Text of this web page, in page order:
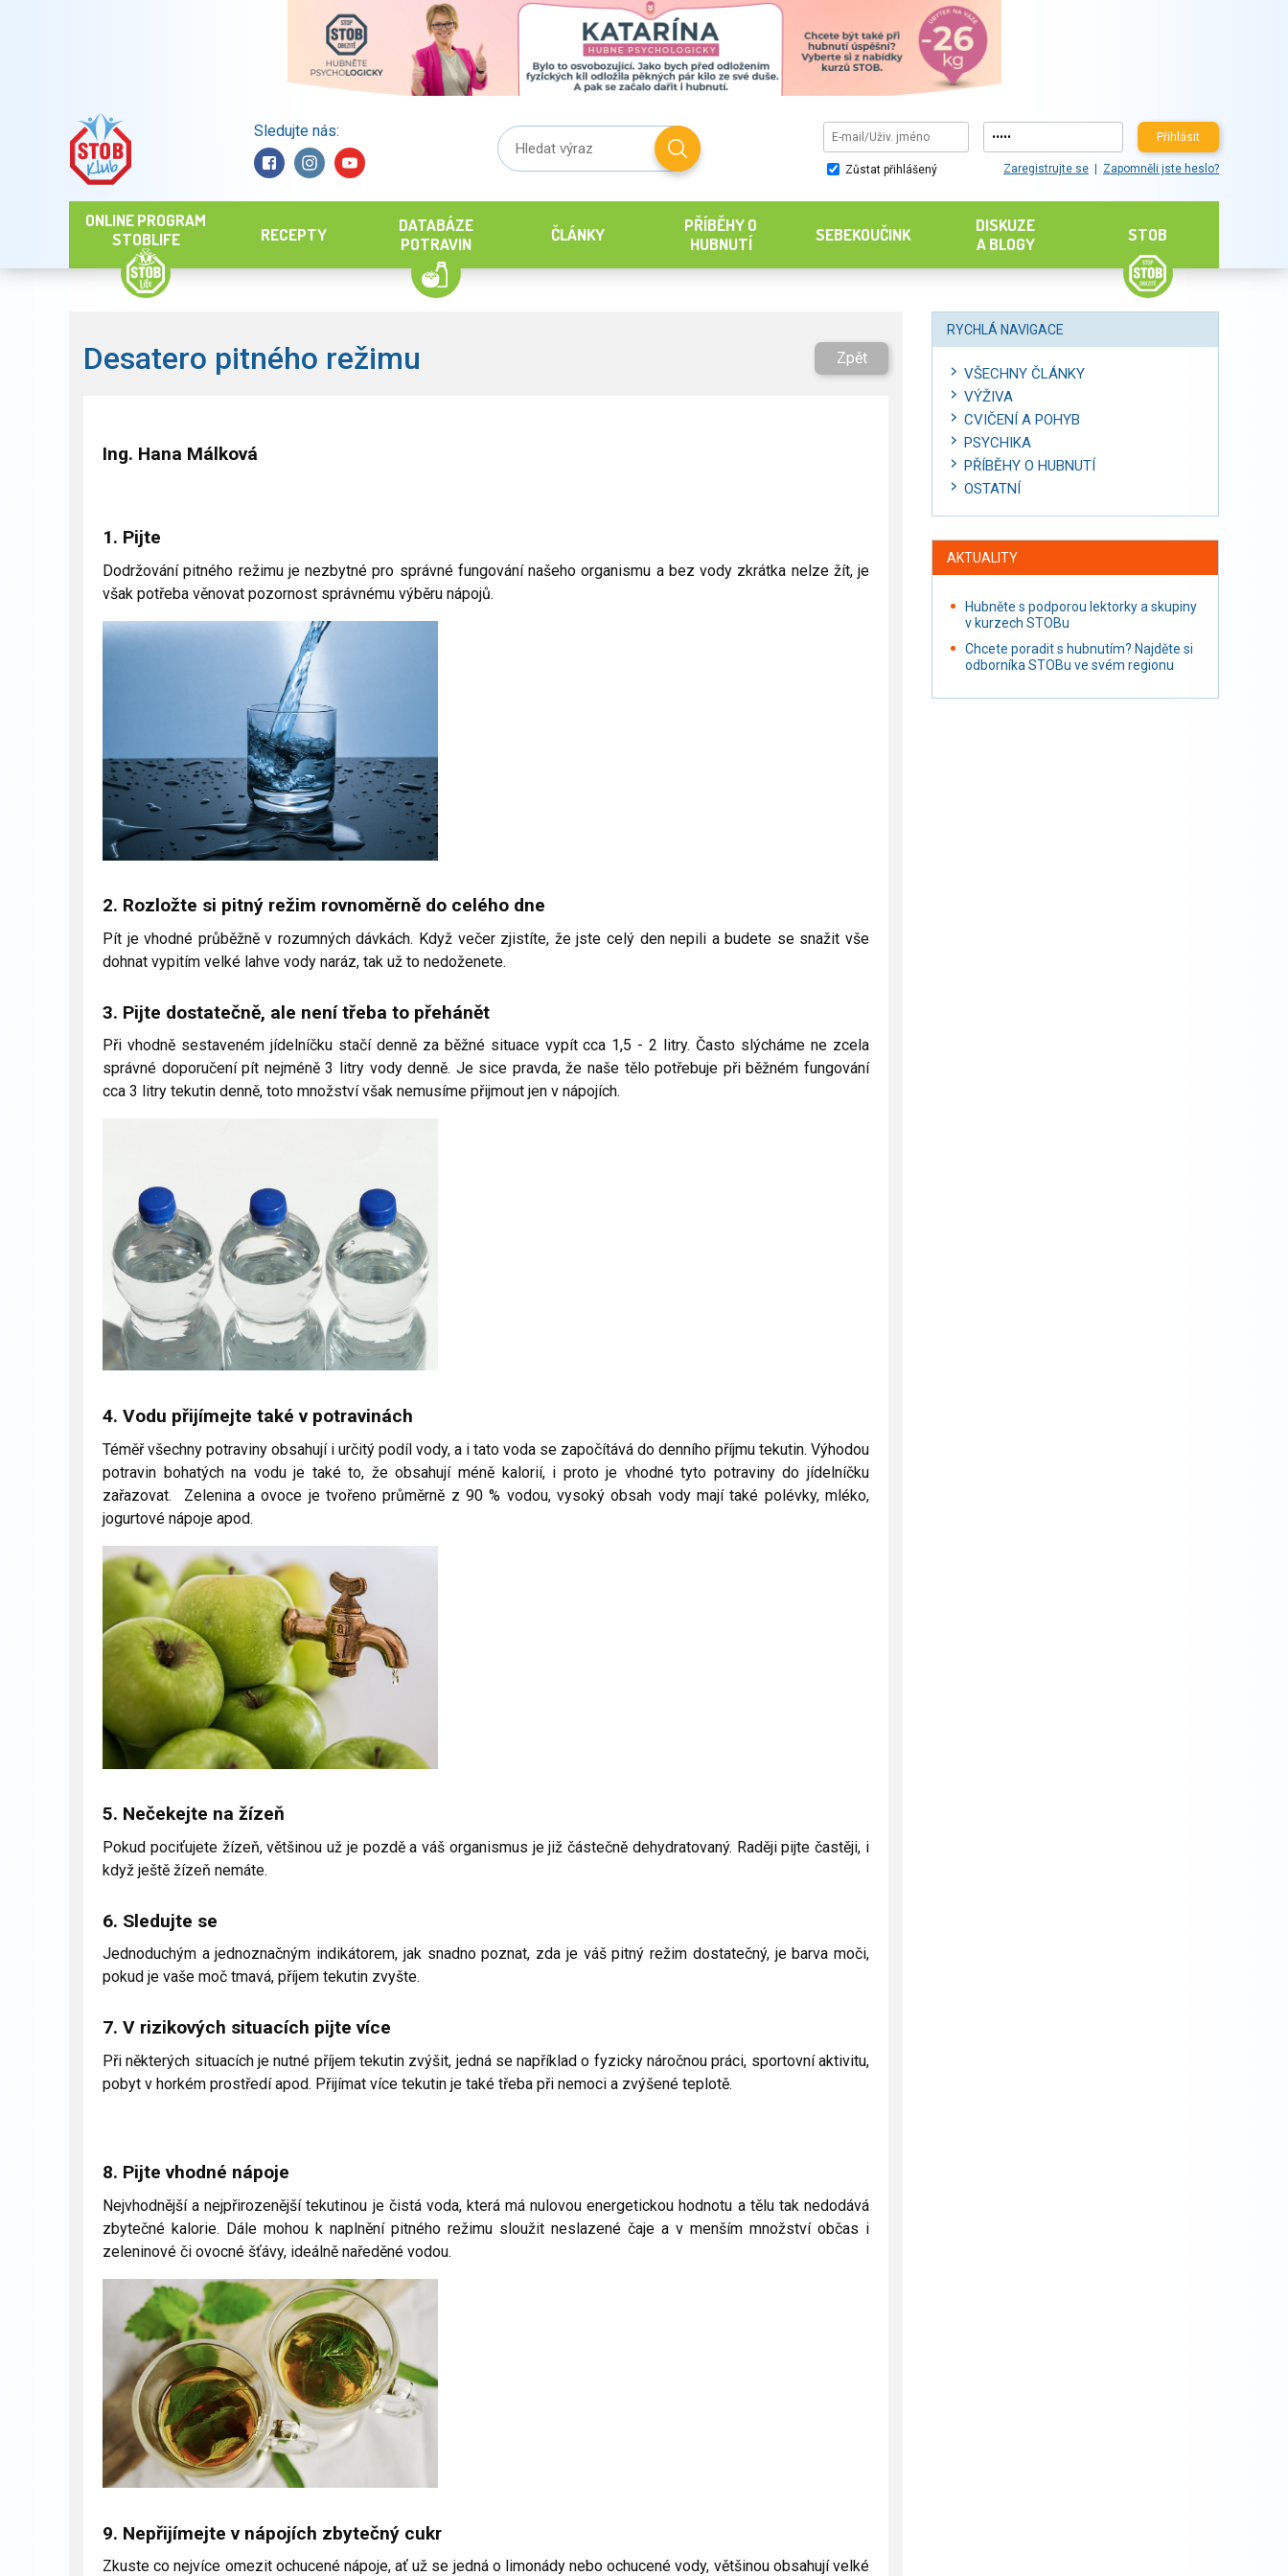
Sledujte nás: Přihlásit
Zůstat přihlášený Zaregistrujte se Zapomněli jste heslo?
ONLINE PROGRAM
STOBLIFE
RECEPTY
DATABÁZE
POTRAVIN
ČLÁNKY
PŘÍBĚHY O
HUBNUTÍ
SEBEKOUČINK
DISKUZE
A BLOGY
STOB
Desatero pitného režimu Zpět
Ing. Hana Málková
1. Pijte
Dodržování pitného režimu je nezbytné pro správné fungování našeho organismu a bez vody zkrátka nelze žít, je
však potřeba věnovat pozornost správnému výběru nápojů.
2. Rozložte si pitný režim rovnoměrně do celého dne
Pít je vhodné průběžně v rozumných dávkách. Když večer zjistíte, že jste celý den nepili a budete se snažit vše
dohnat vypitím velké lahve vody naráz, tak už to nedoženete.
3. Pijte dostatečně, ale není třeba to přehánět
Při vhodně sestaveném jídelníčku stačí denně za běžné situace vypít cca 1,5 - 2 litry. Často slýcháme ne zcela
správné doporučení pít nejméně 3 litry vody denně. Je sice pravda, že naše tělo potřebuje při běžném fungování
cca 3 litry tekutin denně, toto množství však nemusíme přijmout jen v nápojích.
4. Vodu přijímejte také v potravinách
Téměř všechny potraviny obsahují i určitý podíl vody, a i tato voda se započítává do denního příjmu tekutin. Výhodou
potravin bohatých na vodu je také to, že obsahují méně kalorií, i proto je vhodné tyto potraviny do jídelníčku
zařazovat. Zelenina a ovoce je tvořeno průměrně z 90 % vodou, vysoký obsah vody mají také polévky, mléko,
jogurtové nápoje apod.
5. Nečekejte na žízeň
Pokud pociťujete žízeň, většinou už je pozdě a váš organismus je již částečně dehydratovaný. Raději pijte častěji, i
když ještě žízeň nemáte.
6. Sledujte se
Jednoduchým a jednoznačným indikátorem, jak snadno poznat, zda je váš pitný režim dostatečný, je barva moči,
pokud je vaše moč tmavá, příjem tekutin zvyšte.
7. V rizikových situacích pijte více
Při některých situacích je nutné příjem tekutin zvýšit, jedná se například o fyzicky náročnou práci, sportovní aktivitu,
pobyt v horkém prostředí apod. Přijímat více tekutin je také třeba při nemoci a zvýšené teplotě.
8. Pijte vhodné nápoje
Nejvhodnější a nejpřirozenější tekutinou je čistá voda, která má nulovou energetickou hodnotu a tělu tak nedodává
zbytečné kalorie. Dále mohou k naplnění pitného režimu sloužit neslazené čaje a v menším množství občas i
zeleninové či ovocné šťávy, ideálně naředěné vodou.
9. Nepřijímejte v nápojích zbytečný cukr
Zkuste co nejvíce omezit ochucené nápoje, ať už se jedná o limonády nebo ochucené vody, většinou obsahují velké
RYCHLÁ NAVIGACE
VŠECHNY ČLÁNKY
VÝŽIVA
CVIČENÍ A POHYB
PSYCHIKA
PŘÍBĚHY O HUBNUTÍ
OSTATNÍ
AKTUALITY
Hubněte s podporou lektorky a skupiny
v kurzech STOBu
Chcete poradit s hubnutím? Najděte si
odborníka STOBu ve svém regionu